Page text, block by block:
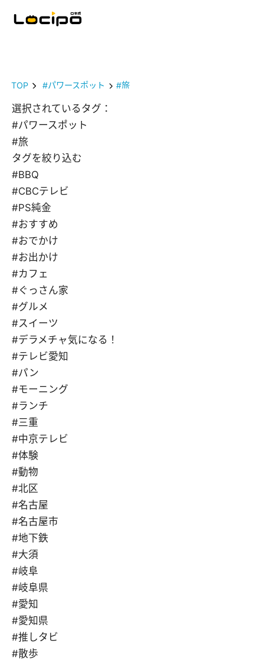
TOP #パワースポット #旅
選択されているタグ：
#パワースポット
#旅
タグを絞り込む
#BBQ
#CBCテレビ
#PS純金
#おすすめ
#おでかけ
#お出かけ
#カフェ
#ぐっさん家
#グルメ
#スイーツ
#デラメチャ気になる！
#テレビ愛知
#パン
#モーニング
#ランチ
#三重
#中京テレビ
#体験
#動物
#北区
#名古屋
#名古屋市
#地下鉄
#大須
#岐阜
#岐阜県
#愛知
#愛知県
#推しタビ
#散歩